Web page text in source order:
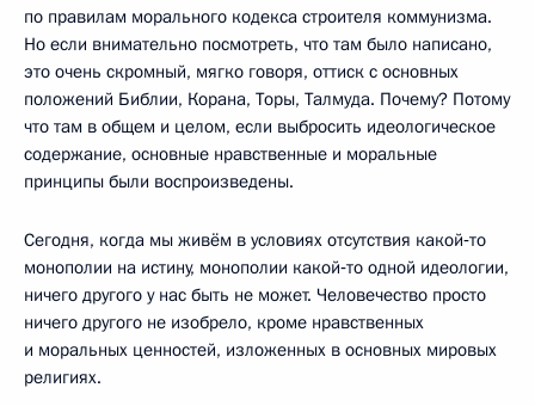
по правилам морального кодекса строителя коммунизма.
Но если внимательно посмотреть, что там было написано,
это очень скромный, мягко говоря, оттиск с основных
положений Библии, Корана, Торы, Талмуда. Почему? Потому
что там в общем и целом, если выбросить идеологическое
содержание, основные нравственные и моральные
принципы были воспроизведены.
Сегодня, когда мы живём в условиях отсутствия какой‑то
монополии на истину, монополии какой‑то одной идеологии,
ничего другого у нас быть не может. Человечество просто
ничего другого не изобрело, кроме нравственных
и моральных ценностей, изложенных в основных мировых
религиях.